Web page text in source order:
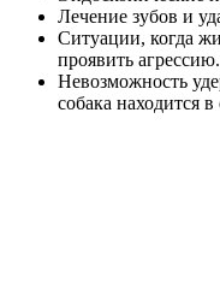
Лечение зубов и
Ситуации, когда
проявить агрессию.
Невозможность
собака находится